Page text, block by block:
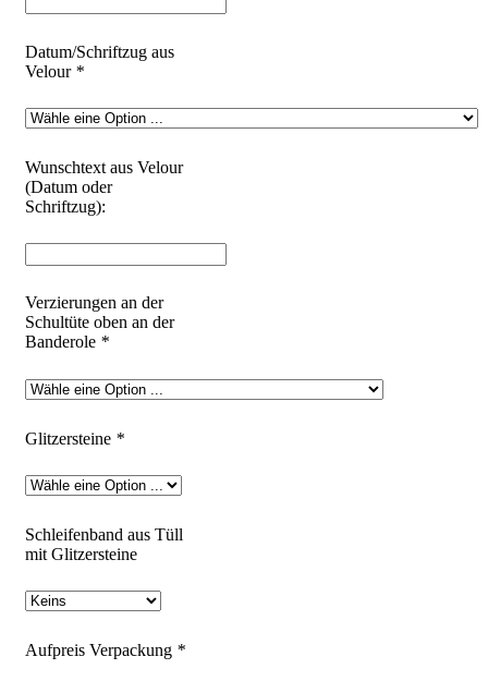
Datum/Schriftzug aus
Velour *
Wunschtext aus Velour
(Datum oder
Schriftzug):
Verzierungen an der
Schultüte oben an der
Banderole *
Glitzersteine *
Schleifenband aus Tüll
mit Glitzersteine
Aufpreis Verpackung *